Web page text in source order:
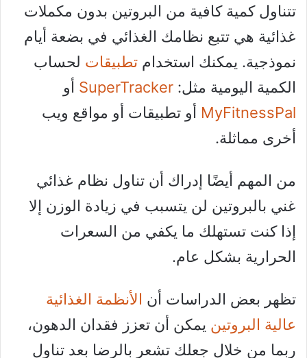
تتناول كمية كافية من البروتين بدون مكملات
غذائية هي تتبع نظامك الغذائي في بضعة أيام
نموذجية. يمكنك استخدام تطبيقات لحساب
الكمية اليومية مثل: SuperTracker أو
MyFitnessPal أو تطبيقات أو مواقع ويب
أخرى مماثلة.
من المهم أيضًا إدراك أن تناول نظام غذائي
غني بالبروتين لن يتسبب في زيادة الوزن إلا
إذا كنت تستهلك ما يكفي من السعرات
الحرارية بشكل عام.
تظهر بعض الدراسات أن الأنظمة الغذائية
عالية البروتين يمكن أن تعزز فقدان الدهون،
ربما من خلال جعلك تشعر بالرضا بعد تناول